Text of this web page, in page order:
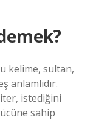
kelime, sultan,
anlamlıdır.
istediğini
sahip